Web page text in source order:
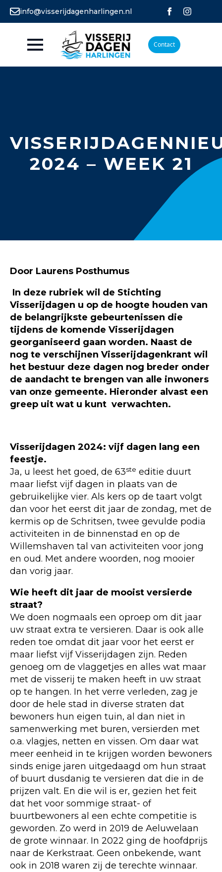
info@visserijdagenharlingen.nl
Contact
2024 – WEEK 21
Door Laurens Posthumus
In deze rubriek wil de Stichting
Visserijdagen u op de hoogte houden van
de belangrijkste gebeurtenissen die
tijdens de komende Visserijdagen
georganiseerd gaan worden. Naast de
nog te verschijnen Visserijdagenkrant wil
het bestuur deze dagen nog breder onder
de aandacht te brengen van alle inwoners
van onze gemeente. Hieronder alvast een
greep uit wat u kunt verwachten.
Visserijdagen 2024: vijf dagen lang een
feestje.
Ja, u leest het goed, de 63ste editie duurt
maar liefst vijf dagen in plaats van de
gebruikelijke vier. Als kers op de taart volgt
dan voor het eerst dit jaar de zondag, met de
kermis op de Schritsen, twee gevulde podia
activiteiten in de binnenstad en op de
Willemshaven tal van activiteiten voor jong
en oud. Met andere woorden, nog mooier
dan vorig jaar.
Wie heeft dit jaar de mooist versierde
straat?
We doen nogmaals een oproep om dit jaar
uw straat extra te versieren. Daar is ook alle
reden toe omdat dit jaar voor het eerst er
maar liefst vijf Visserijdagen zijn. Reden
genoeg om de vlaggetjes en alles wat maar
met de visserij te maken heeft in uw straat
op te hangen. In het verre verleden, zag je
door de hele stad in diverse straten dat
bewoners hun eigen tuin, al dan niet in
samenwerking met buren, versierden met
o.a. vlagjes, netten en vissen. Om daar wat
meer eenheid in te krijgen worden bewoners
sinds enige jaren uitgedaagd om hun straat
of buurt dusdanig te versieren dat die in de
prijzen valt. En die wil is er, gezien het feit
dat het voor sommige straat- of
buurtbewoners al een echte competitie is
geworden. Zo werd in 2019 de Aeluwelaan
de grote winnaar. In 2022 ging de hoofdprijs
naar de Kerkstraat. Geen onbekende, want
ook in 2018 waren zij de terechte winnaar.